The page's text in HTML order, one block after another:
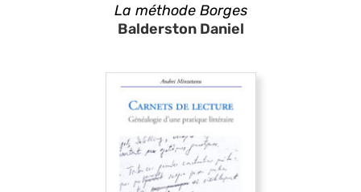
La méthode Borges
Balderston Daniel